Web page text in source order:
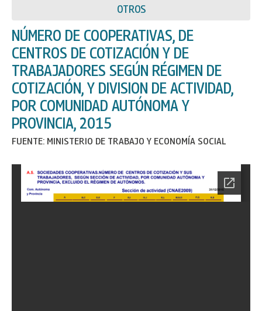
OTROS
NÚMERO DE COOPERATIVAS, DE
CENTROS DE COTIZACIÓN Y DE
TRABAJADORES SEGÚN RÉGIMEN DE
COTIZACIÓN, Y DIVISION DE ACTIVIDAD,
POR COMUNIDAD AUTÓNOMA Y
PROVINCIA, 2015
FUENTE: MINISTERIO DE TRABAJO Y ECONOMÍA SOCIAL